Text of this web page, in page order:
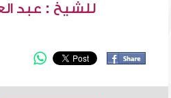
للشيخ : عبد